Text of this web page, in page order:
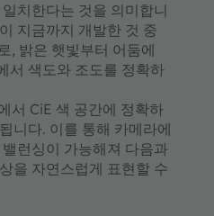
치한다는 것을 의미합니
지금까지 개발한 것 중
, 밝은 햇빛부터 어둠에
서 색도와 조도를 정확하
서 CiE 색 공간에 정확하
니다. 이를 통해 카메라에
런싱이 가능해져 다음과
을 자연스럽게 표현할 수